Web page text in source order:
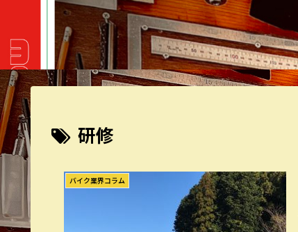
研修
バイク業界コラム